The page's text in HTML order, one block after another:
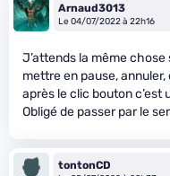
Arnaud3013
Le 04/07/2022 à 22h16
J’attends la même chose
mettre en pause,
après le clic bouton c’est
Obligé de passer par le
tontonCD